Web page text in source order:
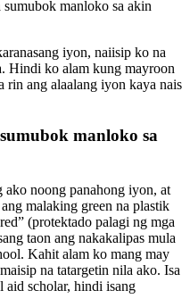
sumubok manloko sa akin
iyon, naiisip ko na
Hindi ko alam kung mayroon
rin ang alaalang iyon kaya nais
manloko sa
ako noong panahong iyon, at
malaking green na plastik
(protektado palagi ng mga
taon ang nakakalipas mula
Kahit alam ko mang may
na tatargetin nila ako. Isa
aid scholar, hindi isang